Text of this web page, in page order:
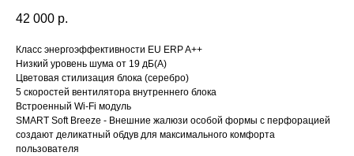
42 000 р.
Класс энергоэффективности EU ERP A++
Низкий уровень шума от 19 дБ(А)
Цветовая стилизация блока (серебро)
5 скоростей вентилятора внутреннего блока
Встроенный Wi-Fi модуль
SMART Soft Breeze - Внешние жалюзи особой формы с перфорацией
создают деликатный обдув для максимального комфорта
пользователя